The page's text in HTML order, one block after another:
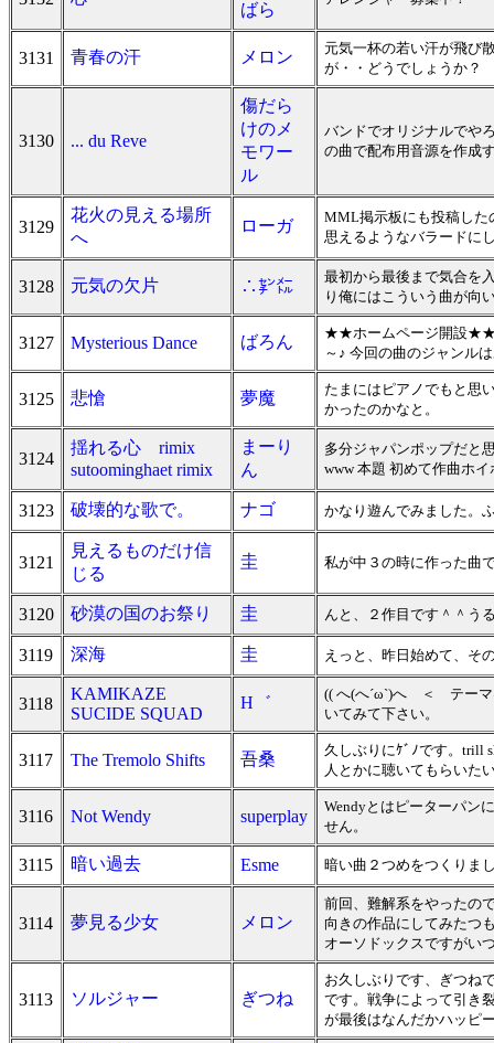
ばら
3131 青春の汗 メロン
元気一杯の若い汗が飛び
が・・どうでしょうか？
3130 ... du Reve
傷だら
けのメ
モワー
ル
バンドでオリジナルでや
の曲で配布用音源を作成
3129
花火の見える場所
へ
ローガ
MML掲示板にも投稿した
思えるようなバラードに
3128 元気の欠片 ∴㌢㍍
最初から最後まで気合を
り俺にはこういう曲が向
3127 Mysterious Dance ばろん
★★ホームページ開設
～♪ 今回の曲のジャンル
3125 悲愴 夢魔
たまにはピアノでもと思
かったのかなと。
3124
揺れる心 rimix
sutoominghaet rimix
まーり
ん
多分ジャパンポップだと
www 本題 初めて作曲ホ
3123 破壊的な歌で。 ナゴ かなり遊んでみました。
3121
見えるものだけ信
じる
圭 私が中３の時に作った曲
3120 砂漠の国のお祭り 圭 んと、２作目です＾＾う
3119 深海 圭 えっと、昨日始めて、そ
3118
KAMIKAZE
SUCIDE SQUAD
H゛
(( へ(へ´ω`)へ ＜ テーマ
いてみて下さい。
3117 The Tremolo Shifts 吾桑
久しぶりにｹﾞﾉです。trill
人とかに聴いてもらいた
3116 Not Wendy superplay
Wendyとはピーターパン
せん。
3115 暗い過去 Esme 暗い曲２つめをつくりま
3114 夢見る少女 メロン
前回、難解系をやったの
向きの作品にしてみた
オーソドックスですがい
3113 ソルジャー ぎつね
お久しぶりです、ぎつね
です。戦争によって引き
が最後はなんだかハッピ